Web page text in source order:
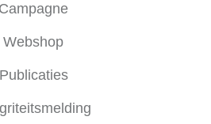
Campagne
Webshop
Publicaties